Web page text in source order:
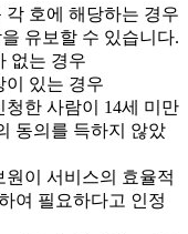
호에 해당하는 경우
유보할 수 있습니다.
없는 경우
이 있는 경우
청한 사람이 14세 미만
동의를 득하지 않았
원이 서비스의 효율적
여 필요하다고 인정